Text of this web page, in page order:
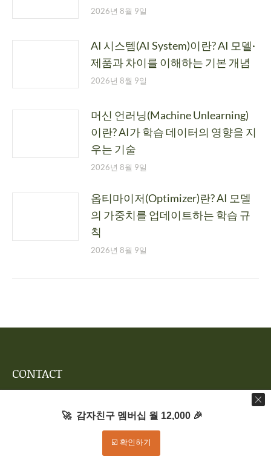
2026년 8월 9일
AI 시스템(AI System)이란? AI 모델·
제품과 차이를 이해하는 기본 개념
2026년 8월 9일
머신 언러닝(Machine Unlearning)
이란? AI가 학습 데이터의 영향을 지
우는 기술
2026년 8월 9일
옵티마이저(Optimizer)란? AI 모델
의 가중치를 업데이트하는 학습 규
칙
2026년 8월 9일
CONTACT
개인정보 보호책임자 오종현 | 전화 0507-1314-3708 | 고객문
의 admin@ocworld.kr | 호스팅 제공자 : 퍼널모아
🚀 감자친구 멤버십 월 12,000 🎉
☑️ 확인하기